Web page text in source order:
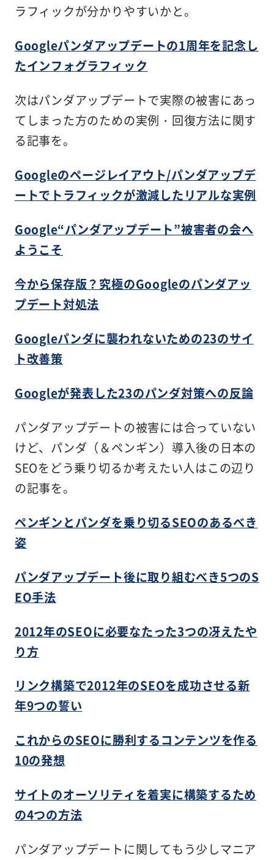
ラフィックが分かりやすいかと。
Googleパンダアップデートの1周年を記念し
たインフォグラフィック
次はパンダアップデートで実際の被害にあっ
てしまった方のための実例・回復方法に関す
る記事を。
Googleのページレイアウト/パンダアップデ
ートでトラフィックが激減したリアルな実例
Google“パンダアップデート”被害者の会へ
ようこそ
今から保存版？究極のGoogleのパンダアッ
プデート対処法
Googleパンダに襲われないための23のサイ
ト改善策
Googleが発表した23のパンダ対策への反論
パンダアップデートの被害には合っていない
けど、パンダ（＆ペンギン）導入後の日本の
SEOをどう乗り切るか考えたい人はこの辺り
の記事を。
ペンギンとパンダを乗り切るSEOのあるべき
姿
パンダアップデート後に取り組むべき5つのS
EO手法
2012年のSEOに必要なたった3つの冴えたや
り方
リンク構築で2012年のSEOを成功させる新
年9つの誓い
これからのSEOに勝利するコンテンツを作る
10の発想
サイトのオーソリティを着実に構築するため
の4つの方法
パンダアップデートに関してもう少しマニア